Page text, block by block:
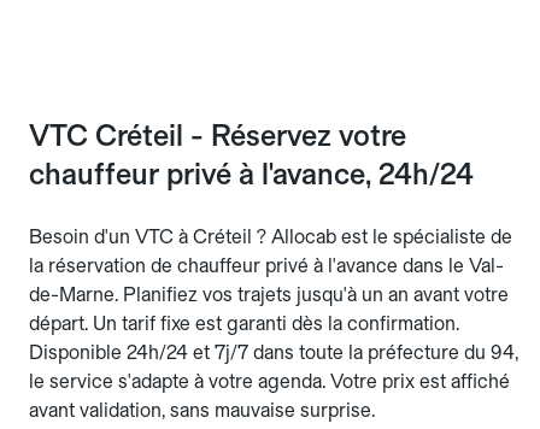
VTC Créteil - Réservez votre
chauffeur privé à l'avance, 24h/24
Besoin d'un VTC à Créteil ? Allocab est le spécialiste de
la réservation de chauffeur privé à l'avance dans le Val-
de-Marne. Planifiez vos trajets jusqu'à un an avant votre
départ. Un tarif fixe est garanti dès la confirmation.
Disponible 24h/24 et 7j/7 dans toute la préfecture du 94,
le service s'adapte à votre agenda. Votre prix est affiché
avant validation, sans mauvaise surprise.